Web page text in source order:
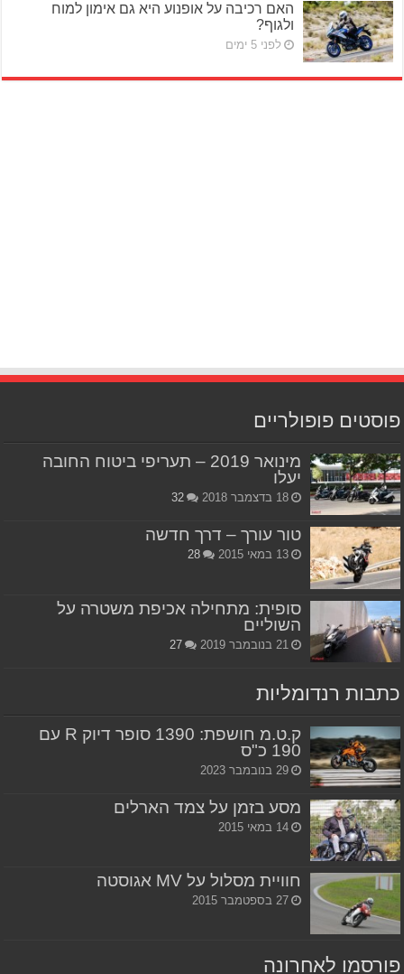
האם רכיבה על אופנוע היא גם אימון למוח
ולגוף?
לפני 5 ימים
פוסטים פופולריים
מינואר 2019 – תעריפי ביטוח החובה
יעלו
18 בדצמבר 2018 32
טור עורך – דרך חדשה
13 במאי 2015 28
סופית: מתחילה אכיפת משטרה על
השוליים
21 בנובמבר 2019 27
כתבות רנדומליות
ק.ט.מ חושפת: 1390 סופר דיוק R עם
190 כ"ס
29 בנובמבר 2023
מסע בזמן על צמד הארלים
14 במאי 2015
חוויית מסלול על MV אגוסטה
27 בספטמבר 2015
פורסמו לאחרונה